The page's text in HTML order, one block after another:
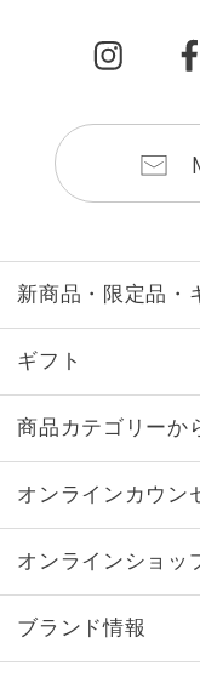
新商品・限定品・
ギフト
商品カテゴリーか
オンラインカウン
オンラインショッ
ブランド情報